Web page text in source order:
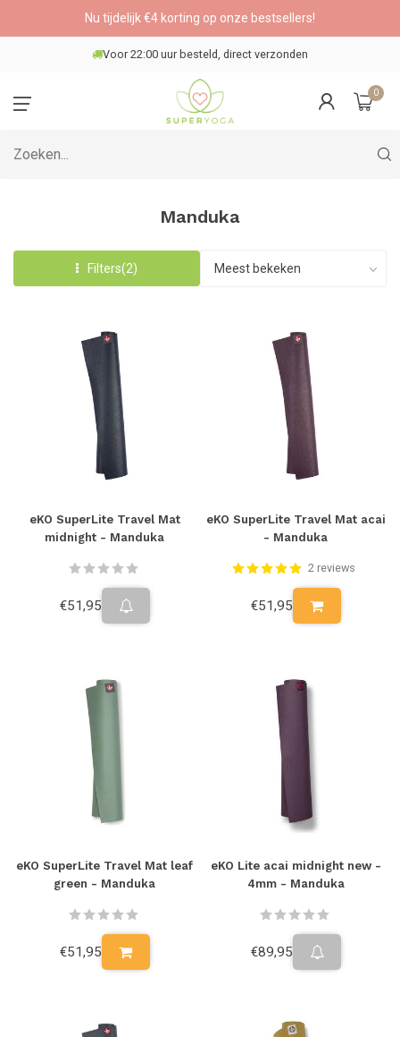
Nu tijdelijk €4 korting op onze bestsellers!
Veilig betalen
0
Manduka
Filters(2)
eKO SuperLite Travel Mat
midnight - Manduka
€51,95
eKO SuperLite Travel Mat acai
- Manduka
2 reviews
€51,95
eKO SuperLite Travel Mat leaf
green - Manduka
€51,95
eKO Lite acai midnight new -
4mm - Manduka
€89,95